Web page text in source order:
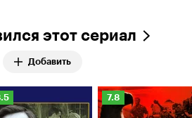
этот сериал
Добавить
Рейтинг
Кинопоиска
7.8